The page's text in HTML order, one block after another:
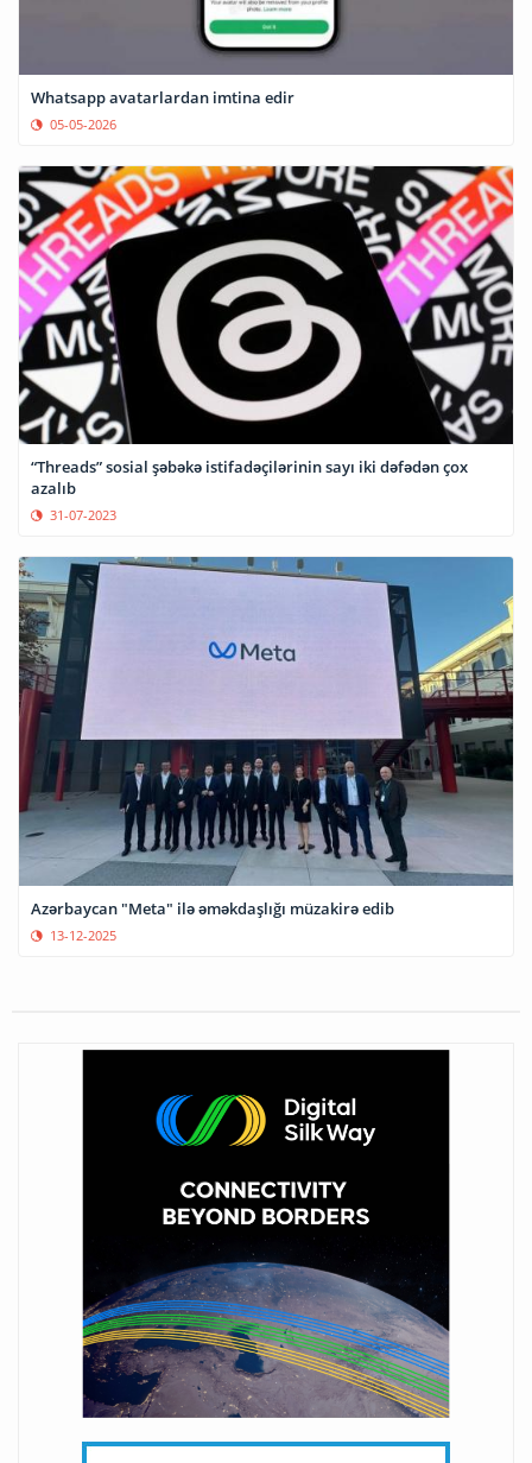
Whatsapp avatarlardan imtina edir
05-05-2026
“Threads” sosial şəbəkə istifadəçilərinin sayı iki dəfədən çox
azalıb
31-07-2023
Azərbaycan "Meta" ilə əməkdaşlığı müzakirə edib
13-12-2025